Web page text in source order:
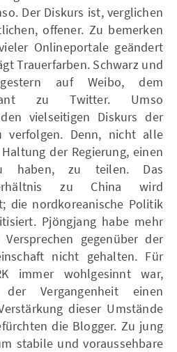
Der Diskurs ist, verglichen
offener. Zu bemerken
Onlineportale geändert
Trauerfarben. Schwarz und
auf Weibo, dem
zu Twitter. Umso
vielseitigen Diskurs der
verfolgen. Denn, nicht alle
der Regierung, einen
haben, zu teilen. Das
zu China wird
die nordkoreanische Politik
Pjöngjang habe mehr
gegenüber der
nicht gehalten. Für
immer wohlgesinnt war,
Vergangenheit einen
dieser Umstände
die Blogger. Zu jung
stabile und voraussehbare